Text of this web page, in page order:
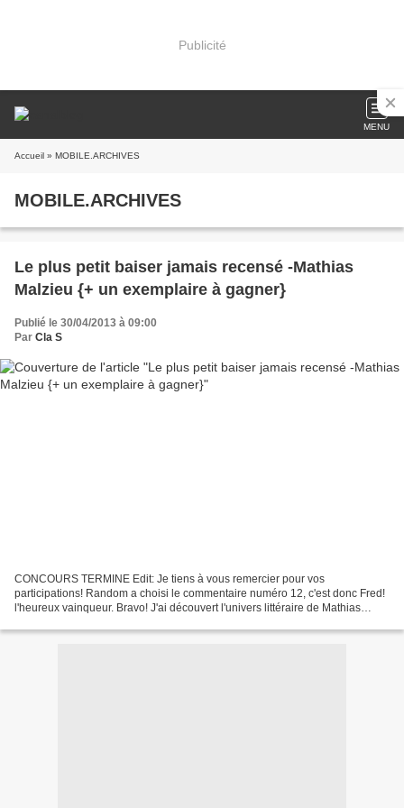
Publicité
MENU
Accueil » MOBILE.ARCHIVES
MOBILE.ARCHIVES
Le plus petit baiser jamais recensé -Mathias
Malzieu {+ un exemplaire à gagner}
Publié le 30/04/2013 à 09:00
Par Cla S
CONCOURS TERMINE Edit: Je tiens à vous remercier pour vos
participations! Random a choisi le commentaire numéro 12, c'est donc Fred!
l'heureux vainqueur. Bravo! J'ai découvert l'univers littéraire de Mathias